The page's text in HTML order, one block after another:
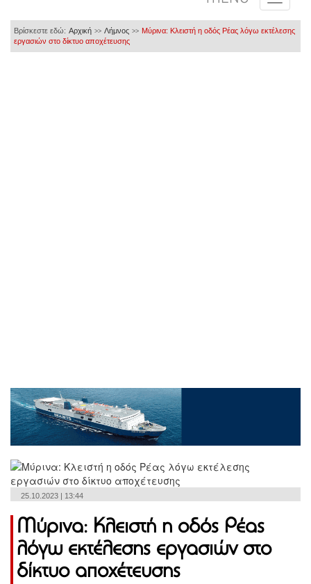
Βρίσκεστε εδώ: Αρχική >> Λήμνος >> Μύρινα: Κλειστή η οδός Ρέας λόγω εκτέλεσης
εργασιών στο δίκτυο αποχέτευσης
25.10.2023 | 13:44
Μύρινα: Κλειστή η οδός Ρέας
λόγω εκτέλεσης εργασιών στο
δίκτυο αποχέτευσης